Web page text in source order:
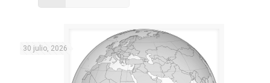
30 julio, 2026